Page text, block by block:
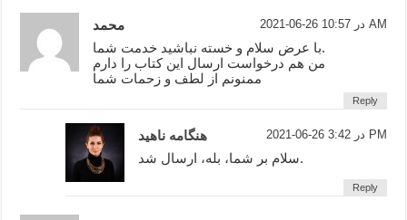
محمد 2021-06-26 در 10:57 AM
با عرض سلام و خسته نباشید خدمت شما.
من هم درخواست ارسال این کتاب را دارم
ممنونم از لطف و زحمات شما
Reply
هنگامه ناهید 2021-06-26 در 3:42 PM
سلام بر شما، بله، ارسال شد.
Reply